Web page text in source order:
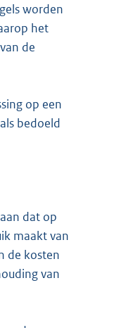
worden
het
de
op een
bedoeld
dat op
maakt van
de kosten
van